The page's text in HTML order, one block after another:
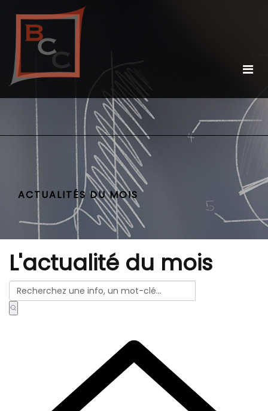
ACTUALITÉS DU MOIS
L'actualité du mois